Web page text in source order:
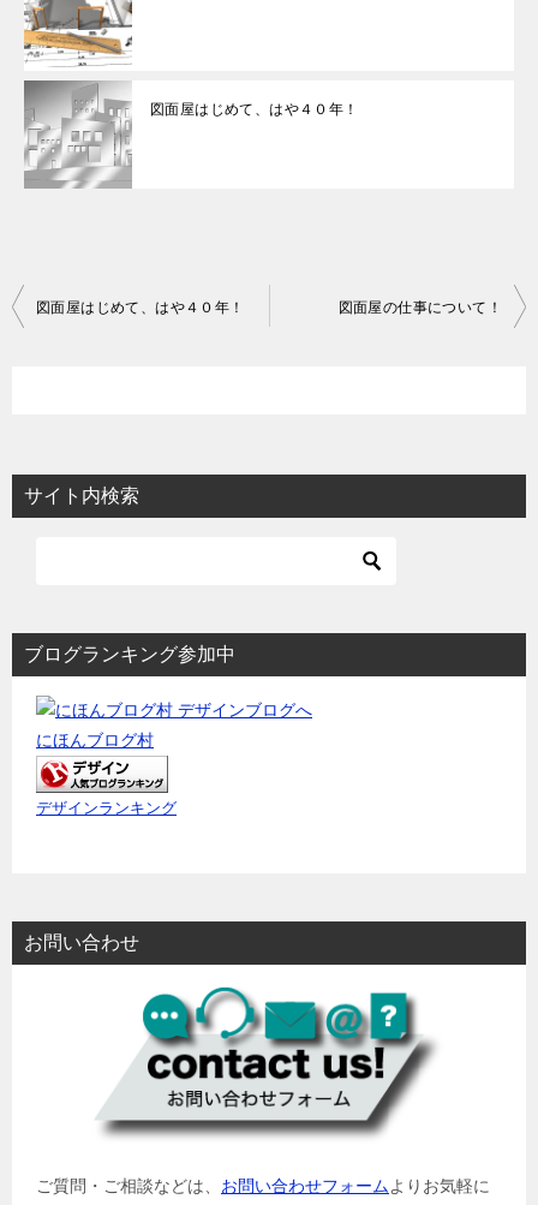
図面屋はじめて、はや４０年！
投
ー
図面屋はじめて、はや４０年！ 図面屋の仕事について！
サイト内検索
ブログランキング参加中
にほんブログ村
デザインランキング
お問い合わせ
ご質問・ご相談などは、 お問い合わせフォームよりお気軽に